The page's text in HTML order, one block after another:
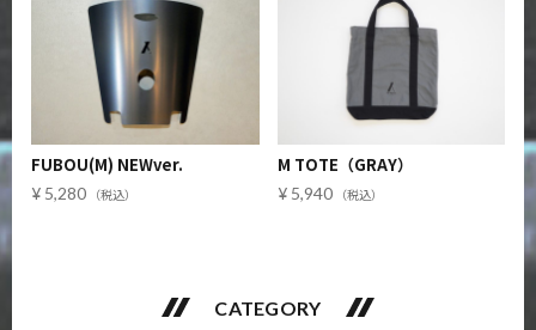
FUBOU(M) NEWver.
5,280
M TOTE（GRAY）
5,940
CATEGORY